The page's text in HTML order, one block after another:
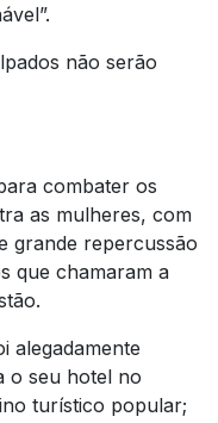
não serão
combater os
as mulheres, com
grande repercussão
que chamaram a
alegadamente
o seu hotel no
turístico popular;